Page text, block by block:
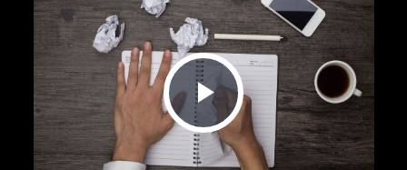
Play Video